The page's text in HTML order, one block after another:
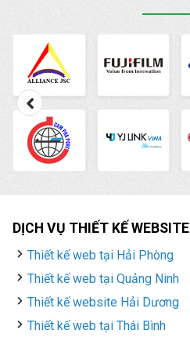
DỊCH VỤ THIẾT KẾ WEBSITE
Thiết kế web tại Hải Phòng
Thiết kế web tại Quảng Ninh
Thiết kế website Hải Dương
Thiết kế web tại Thái Bình